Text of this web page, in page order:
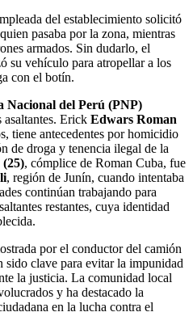
del establecimiento solicitó
pasaba por la zona, mientras
armados. Sin dudarlo, el
su vehículo para atropellar a los
con el botín.
Nacional del Perú (PNP)
asaltantes. Erick Edwars Roman
tiene antecedentes por homicidio
de droga y tenencia ilegal de la
, cómplice de Roman Cuba, fue
, región de Junín, cuando intentaba
continúan trabajando para
restantes, cuya identidad
por el conductor del camión
sido clave para evitar la impunidad
la justicia. La comunidad local
y ha destacado la
en la lucha contra el